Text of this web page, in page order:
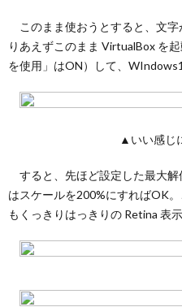
このまま使おうとすると、文
りあえずこのまま VirtualBox を
を使用」はON）して、
▲いい感じ
すると、先ほど設定した最大
はスケールを200%にすればOK
もくっきりはっきりの Retina 表示